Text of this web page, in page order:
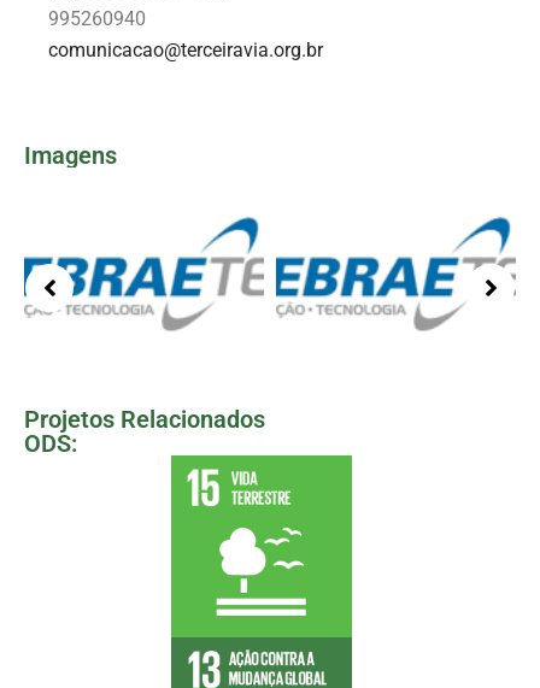
Imagens
Projetos Relacionados
ODS:
995260940
comunicacao@terceiravia.org.br